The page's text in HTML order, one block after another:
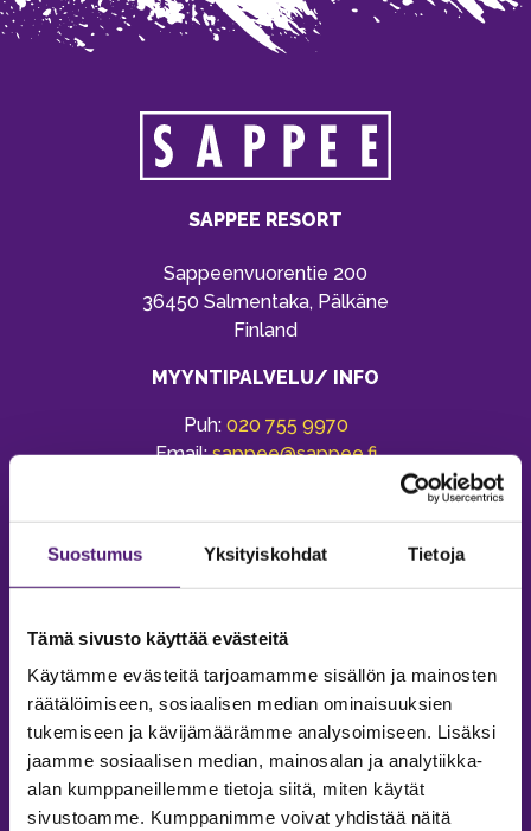
Suostumus Yksityiskohdat Tietoja
Tämä sivusto käyttää evästeitä
Käytämme evästeitä tarjoamamme sisällön ja mainosten
räätälöimiseen, sosiaalisen median ominaisuuksien
tukemiseen ja kävijämäärämme analysoimiseen. Lisäksi
jaamme sosiaalisen median, mainosalan ja analytiikka-
alan kumppaneillemme tietoja siitä, miten käytät
sivustoamme. Kumppanimme voivat yhdistää näitä
SAPPEE RESORT
Sappeenvuorentie 200
36450 Salmentaka, Pälkäne
Finland
MYYNTIPALVELU/ INFO
Puh: 020 755 9970
Email:sappee@sappee.fi